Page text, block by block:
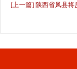
[上一篇] 陕西省凤县